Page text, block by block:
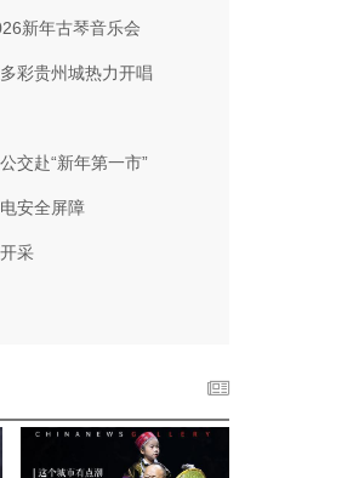
新年古琴音乐会
彩贵州城热力开唱
交赴“新年第一市”
安全屏障
采